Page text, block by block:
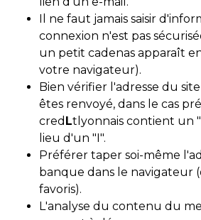
Il ne faut jamais saisir
connexion n'est pas
un petit cadenas apparaît
votre navigateur).
Bien vérifier l'adresse du
êtes renvoyé, dans le cas
cred Ltlyonnais contient un
lieu d'un "I".
Préférer taper soi-même
banque dans le navigateur
favoris).
L'analyse du contenu du